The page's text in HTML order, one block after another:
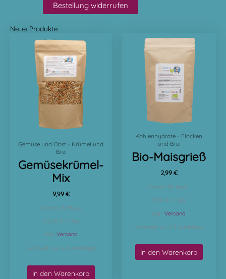
Bestellung widerrufen
Neue Produkte
Gemüse und Obst - Krümel und
Brei
Gemüsekrümel-
Mix
9,99 €
Enthält 7% MwSt.
(22,20 € / 1 kg)
zzgl.Versand
Lieferzeit: ca. 2-3 Werktage
In den Warenkorb
Kohlenhydrate - Flocken
und Brei
Bio-Maisgrieß
2,99 €
Enthält 7% MwSt.
(5,98 € / 1 kg)
zzgl.Versand
Lieferzeit: ca. 2-3 Werktage
In den Warenkorb